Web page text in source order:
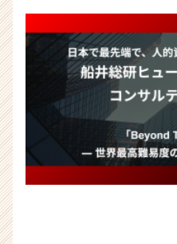
企
業
か
ス
カ
ウ